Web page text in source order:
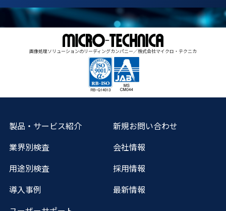
画像処理ソリューションのリーディングカンパニー／株式会社マイクロ・テクニカ
製品・サービス紹介
業界別検査
用途別検査
導入事例
新規お問い合わせ
会社情報
採用情報
最新情報